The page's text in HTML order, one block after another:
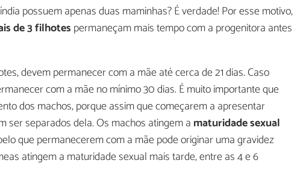
possuem apenas duas maminhas? É verdade! Por esse motivo,
de 3 filhotes permaneçam mais tempo com a progenitora antes
devem permanecer com a mãe até cerca de 21 dias. Caso
com a mãe no mínimo 30 dias. É muito importante que
dos machos, porque assim que começarem a apresentar
ser separados dela. Os machos atingem a maturidade sexual
que permanecerem com a mãe pode originar uma gravidez
atingem a maturidade sexual mais tarde, entre as 4 e 6